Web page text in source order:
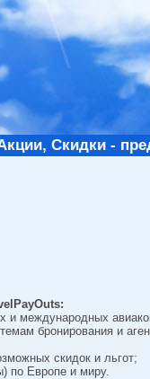
Скидки -
и международных
бронирования и
скидок и льгот;
по Европе и миру.